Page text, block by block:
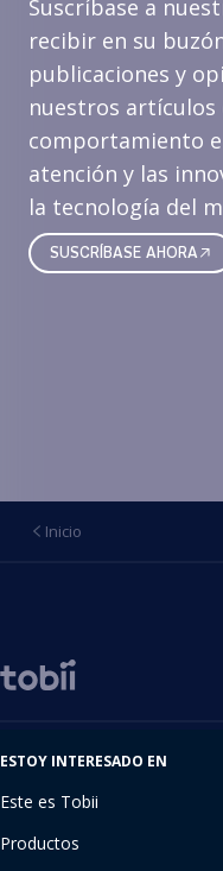
Suscríbase a
recibir en su
publicaciones y
nuestros artículos
comportamiento
atención y las
la tecnología del
SUSCRÍBASE AHORA
Inicio
Cambiar
de
ESTOY INTERESADO EN
Este es Tobii
Productos